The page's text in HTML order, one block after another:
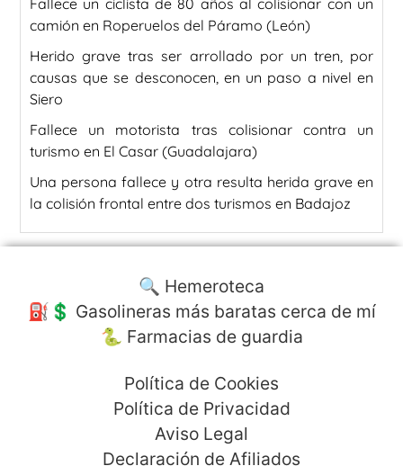
Fallece un ciclista de 80 años al colisionar con un
camión en Roperuelos del Páramo (León)
Herido grave tras ser arrollado por un tren, por
causas que se desconocen, en un paso a nivel en
Siero
Fallece un motorista tras colisionar contra un
turismo en El Casar (Guadalajara)
Una persona fallece y otra resulta herida grave en
la colisión frontal entre dos turismos en Badajoz
🔍 Hemeroteca
⛽️💲 Gasolineras más baratas cerca de mí
🐍 Farmacias de guardia
Política de Cookies
Política de Privacidad
Aviso Legal
Declaración de Afiliados